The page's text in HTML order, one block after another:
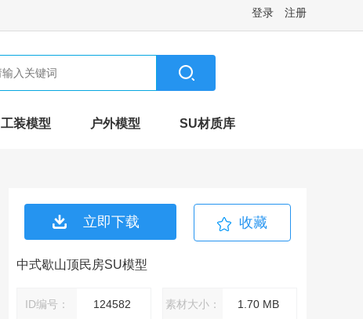
登录 注册
工装模型 户外模型 SU材质库
立即下载 收藏
中式歇山顶民房SU模型
ID编号： 124582 素材大小： 1.70 MB